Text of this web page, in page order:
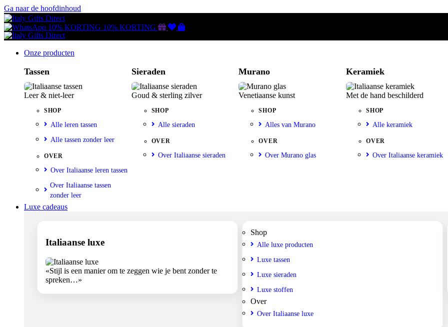
Ga naar de hoofdinhoud
10% KORTING 10% KORTING Gutscheine
Wunschliste
Warenkorb
Onze producten
Tassen
Leer & niet-leer
SHOP
Alle leren tassen
Alle tassen zonder leer
OVER
Over Italiaanse leren tassen
Over Italiaanse tassen
zonder leer
Sieraden
Goud & sterling zilver
SHOP
Alle sieraden
OVER
Over Italiaanse sieraden
Murano
Venetiaanse kunst
SHOP
Alles van Murano
OVER
Over Murano glas
Keramiek
Met de hand beschilderd
SHOP
Alle keramiek
OVER
Over Italiaanse keramiek
Luxe cadeaus
Italiaanse luxe
«Stijl is een manier om te zeggen wie je bent zonder te
spreken…»
Shop
Alle luxe producten
Luxe tassen
Luxe sieraden
Luxe stoffen
Over
Over Italiaanse luxe